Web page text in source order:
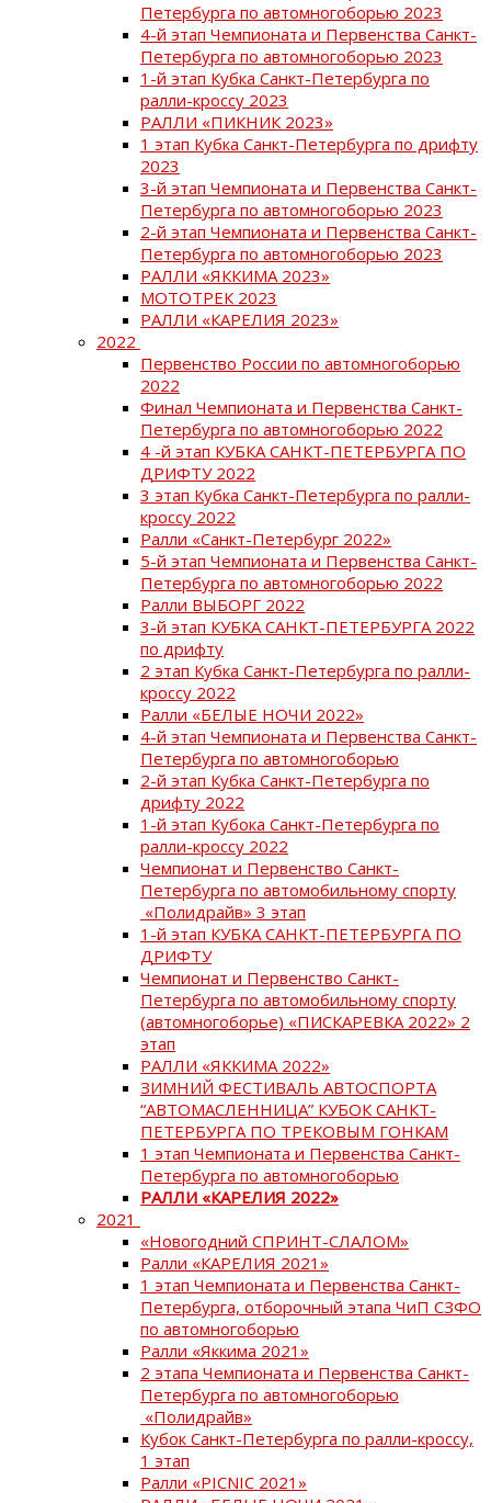
Петербурга по автомногоборью 2023
4-й этап Чемпионата и Первенства Санкт-
Петербурга по автомногоборью 2023
1-й этап Кубка Санкт-Петербурга по
ралли-кроссу 2023
РАЛЛИ «ПИКНИК 2023»
1 этап Кубка Санкт-Петербурга по дрифту
2023
3-й этап Чемпионата и Первенства Санкт-
Петербурга по автомногоборью 2023
2-й этап Чемпионата и Первенства Санкт-
Петербурга по автомногоборью 2023
РАЛЛИ «ЯККИМА 2023»
МОТОТРЕК 2023
РАЛЛИ «КАРЕЛИЯ 2023»
2022
Первенство России по автомногоборью
2022
Финал Чемпионата и Первенства Санкт-
Петербурга по автомногоборью 2022
4 -й этап КУБКА САНКТ-ПЕТЕРБУРГА ПО
ДРИФТУ 2022
3 этап Кубка Санкт-Петербурга по ралли-
кроссу 2022
Ралли «Санкт-Петербург 2022»
5-й этап Чемпионата и Первенства Санкт-
Петербурга по автомногоборью 2022
Ралли ВЫБОРГ 2022
3-й этап КУБКА САНКТ-ПЕТЕРБУРГА 2022
по дрифту
2 этап Кубка Санкт-Петербурга по ралли-
кроссу 2022
Ралли «БЕЛЫЕ НОЧИ 2022»
4-й этап Чемпионата и Первенства Санкт-
Петербурга по автомногоборью
2-й этап Кубка Санкт-Петербурга по
дрифту 2022
1-й этап Кубока Санкт-Петербурга по
ралли-кроссу 2022
Чемпионат и Первенство Санкт-
Петербурга по автомобильному спорту
«Полидрайв» 3 этап
1-й этап КУБКА САНКТ-ПЕТЕРБУРГА ПО
ДРИФТУ
Чемпионат и Первенство Санкт-
Петербурга по автомобильному спорту
(автомногоборье) «ПИСКАРЕВКА 2022» 2
этап
РАЛЛИ «ЯККИМА 2022»
ЗИМНИЙ ФЕСТИВАЛЬ АВТОСПОРТА
“АВТОМАСЛЕННИЦА” КУБОК САНКТ-
ПЕТЕРБУРГА ПО ТРЕКОВЫМ ГОНКАМ
1 этап Чемпионата и Первенства Санкт-
Петербурга по автомногоборью
РАЛЛИ «КАРЕЛИЯ 2022»
2021
«Новогодний СПРИНТ-СЛАЛОМ»
Ралли «КАРЕЛИЯ 2021»
1 этап Чемпионата и Первенства Санкт-
Петербурга, отборочный этапа ЧиП СЗФО
по автомногоборью
Ралли «Яккима 2021»
2 этапа Чемпионата и Первенства Санкт-
Петербурга по автомногоборью
«Полидрайв»
Кубок Санкт-Петербурга по ралли-кроссу,
1 этап
Ралли «PICNIC 2021»